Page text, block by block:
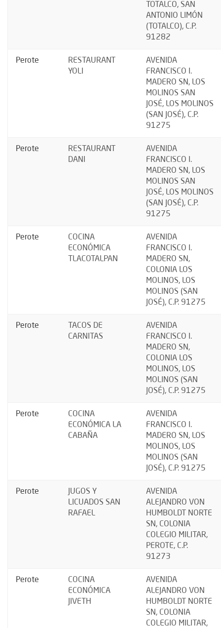
TOTALCO, SAN
ANTONIO LIMÓN
(TOTALCO), C.P.
91282
Perote
RESTAURANT
YOLI
AVENIDA
FRANCISCO I.
MADERO SN, LOS
MOLINOS SAN
JOSÉ, LOS MOLINOS
(SAN JOSÉ), C.P.
91275
Perote
RESTAURANT
DANI
AVENIDA
FRANCISCO I.
MADERO SN, LOS
MOLINOS SAN
JOSÉ, LOS MOLINOS
(SAN JOSÉ), C.P.
91275
Perote
COCINA
ECONÓMICA
TLACOTALPAN
AVENIDA
FRANCISCO I.
MADERO SN,
COLONIA LOS
MOLINOS, LOS
MOLINOS (SAN
JOSÉ), C.P. 91275
Perote
TACOS DE
CARNITAS
AVENIDA
FRANCISCO I.
MADERO SN,
COLONIA LOS
MOLINOS, LOS
MOLINOS (SAN
JOSÉ), C.P. 91275
Perote
COCINA
ECONÓMICA LA
CABAÑA
AVENIDA
FRANCISCO I.
MADERO SN, LOS
MOLINOS, LOS
MOLINOS (SAN
JOSÉ), C.P. 91275
Perote
JUGOS Y
LICUADOS SAN
RAFAEL
AVENIDA
ALEJANDRO VON
HUMBOLDT NORTE
SN, COLONIA
COLEGIO MILITAR,
PEROTE, C.P.
91273
Perote
COCINA
ECONÓMICA
JIVETH
AVENIDA
ALEJANDRO VON
HUMBOLDT NORTE
SN, COLONIA
COLEGIO MILITAR,